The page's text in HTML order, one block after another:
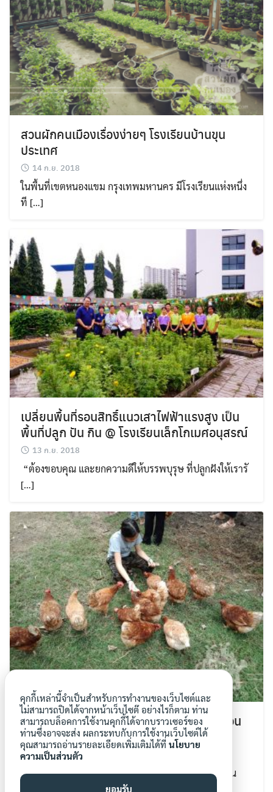
สวนผักคนเมืองเรื่องง่ายๆ โรงเรียนบ้านขุน
ประเทศ
14 ก.ย. 2018
ในพื้นที่เขตหนองแขม กรุงเทพมหานคร มีโรงเรียนแห่งหนึ่ง
ที […]
เปลี่ยนพื้นที่รอนสิทธิ์แนวเสาไฟฟ้าแรงสูง เป็น
พื้นที่ปลูก ปัน กิน @ โรงเรียนเล็กโกเมศอนุสรณ์
13 ก.ย. 2018
“ต้องขอบคุณ และยกความดีให้บรรพบุรุษ ที่ปลูกฝังให้เรารั
[…]
Land Lab: แหล่งเรียนรู้ธรรมชาติและพักผ่อน
หย่อนใจนอกเมืองกรุง
10 ก.ย. 2018
Land Lab เป็นหนึ่งในโครงการของศูนย์การเรียนรู้ฯ บ้าน
คุกกี้เหล่านี้จำเป็นสำหรับการทำงานของเว็บไซต์และ
ไม่สามารถปิดได้จากหน้าเว็บไซต๊ อย่างไรก็ตาม ท่าน
สามารถบล็อคการใช้งานคุกกี้ได้จากบราวเซอร์ของ
ท่านซึ่งอาจจะส่ง ผลกระทบกับการใช้งานเว็บไซต์ได้
คุณสามารถอ่านรายละเอียดเพิ่มเติมได้ที่ นโยบาย
ความเป็นส่วนตัว
ยอมรับ